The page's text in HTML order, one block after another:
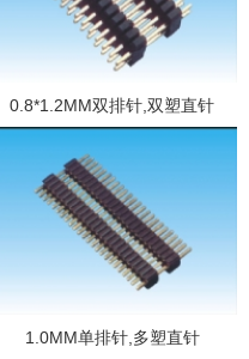
0.8*1.2MM双排针,双塑直针
1.0MM单排针,多塑直针